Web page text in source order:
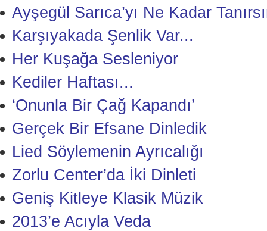
Ayşegül Sarıca’yı Ne Kadar
Karşıyakada Şenlik Var...
Her Kuşağa Sesleniyor
Kediler Haftası...
‘Onunla Bir Çağ Kapandı’
Gerçek Bir Efsane Dinledik
Lied Söylemenin Ayrıcalığı
Zorlu Center’da İki Dinleti
Geniş Kitleye Klasik Müzik
2013’e Acıyla Veda